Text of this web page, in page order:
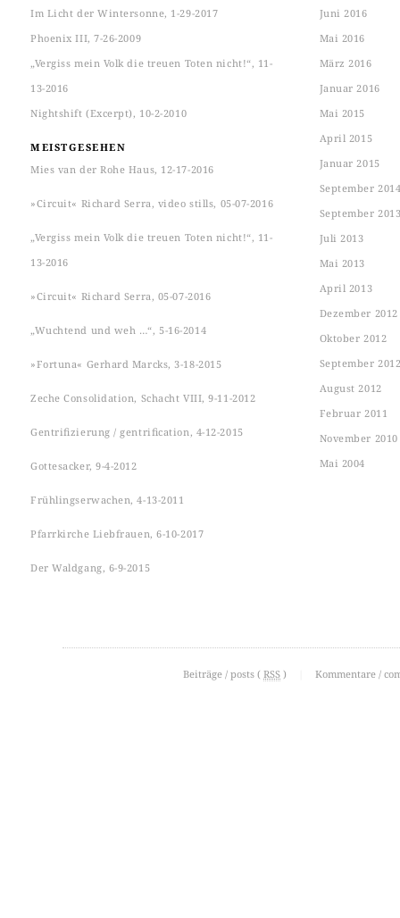
Im Licht der Wintersonne, 1-29-2017
Phoenix III, 7-26-2009
„Vergiss mein Volk die treuen Toten nicht!“, 11-
13-2016
Nightshift (Excerpt), 10-2-2010
MEISTGESEHEN
Mies van der Rohe Haus, 12-17-2016
»Circuit« Richard Serra, video stills, 05-07-2016
„Vergiss mein Volk die treuen Toten nicht!“, 11-
13-2016
»Circuit« Richard Serra, 05-07-2016
„Wuchtend und weh …“, 5-16-2014
»Fortuna« Gerhard Marcks, 3-18-2015
Zeche Consolidation, Schacht VIII, 9-11-2012
Gentrifizierung / gentrification, 4-12-2015
Gottesacker, 9-4-2012
Frühlingserwachen, 4-13-2011
Pfarrkirche Liebfrauen, 6-10-2017
Der Waldgang, 6-9-2015
Juni 2016
Mai 2016
März 2016
Januar 2016
Mai 2015
April 2015
Januar 2015
September
September
Juli 2013
Mai 2013
April 2013
Dezember 2012
Oktober 2012
September
August 2012
Februar 2011
November 2010
Mai 2004
Beiträge / posts ( RSS ) Kommentare /